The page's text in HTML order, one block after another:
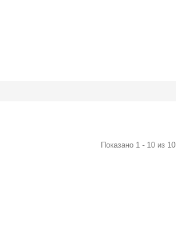
Показано 1 - 10 из 10